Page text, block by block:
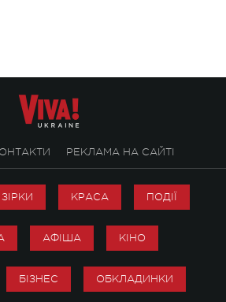
РЕКЛАМА НА САЙТІ
ЗІРКИ КРАСА ПОДІЇ
АФІША КІНО
БІЗНЕС ОБКЛАДИНКИ